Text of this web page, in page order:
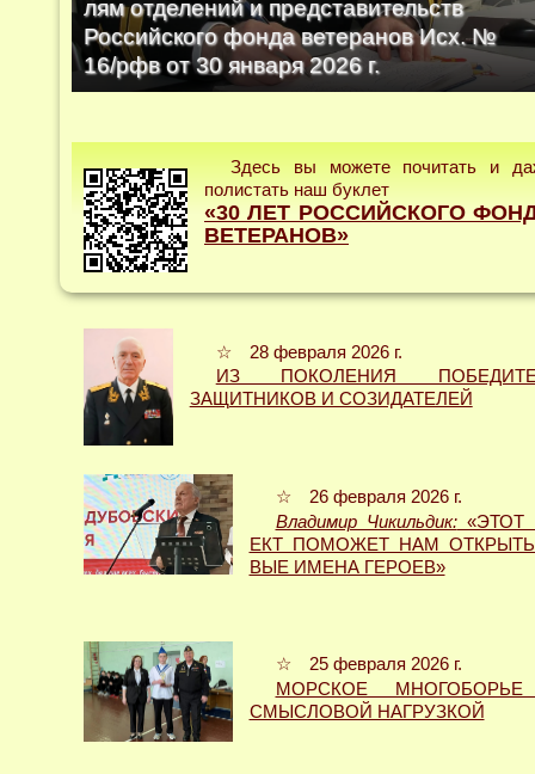
лям отделений и представительств
Российского фонда ветеранов Исх. №
16/рфв от 30 января 2026 г.
Здесь вы можете почитать и
полистать наш буклет
«30 ЛЕТ РОССИЙСКОГО
ВЕТЕРАНОВ»
☆ 28 февраля 2026 г.
ИЗ ПОКОЛЕНИЯ
ЗАЩИТ­НИКОВ И СОЗИДАТЕЛЕЙ
☆ 26 февраля 2026 г.
Владимир Чикильдик:«ЭТОТ
ЕКТ ПОМОЖЕТ НАМ
ВЫЕ ИМЕНА ГЕРОЕВ»
☆ 25 февраля 2026 г.
МОРСКОЕ
СМЫ­СЛОВОЙ НАГРУЗКОЙ